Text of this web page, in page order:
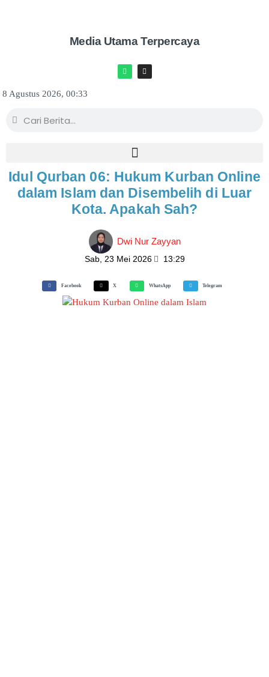
Media Utama Terpercaya
8 Agustus 2026, 00:33
Idul Qurban 06: Hukum Kurban Online
dalam Islam dan Disembelih di Luar
Kota. Apakah Sah?
Dwi Nur Zayyan
Sab, 23 Mei 2026 13:29
Facebook X WhatsApp Telegram